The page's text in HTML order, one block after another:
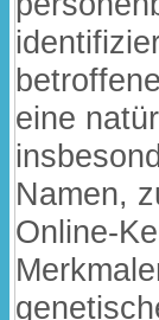
eine
Namen,
Online-